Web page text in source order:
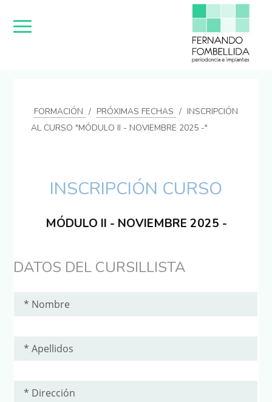
FORMACIÓN PRÓXIMAS FECHAS
INSCRIPCIÓN
AL CURSO "MÓDULO II - NOVIEMBRE 2025 -"
INSCRIPCIÓN CURSO
MÓDULO II - NOVIEMBRE 2025 -
DATOS DEL CURSILLISTA